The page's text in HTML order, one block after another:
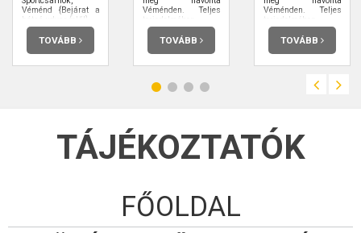
Véménd {Bejárat a
hátsó udvar felől}
TOVÁBB
Véménden. Teljes
terjedelmében
elolvashatja.
TOVÁBB
Véménden. Teljes
terjedelmében
elolvashatja.
TOVÁBB
TÁJÉKOZTATÓK
FŐOLDAL